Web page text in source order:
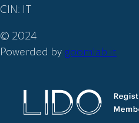
CIN: IT
© 2024
Powerded by goomlab.it